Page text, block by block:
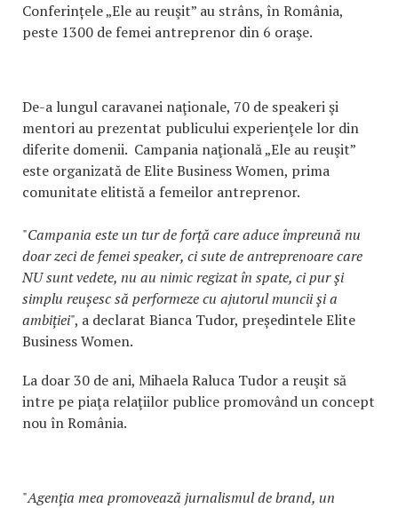
Conferințele „Ele au reuşit” au strâns, în România,
peste 1300 de femei antreprenor din 6 oraşe.
De-a lungul caravanei naţionale, 70 de speakeri şi
mentori au prezentat publicului experienţele lor din
diferite domenii. Campania naţională „Ele au reuşit”
este organizată de Elite Business Women, prima
comunitate elitistă a femeilor antreprenor.
"Campania este un tur de forță care aduce împreună nu
doar zeci de femei speaker, ci sute de antreprenoare care
NU sunt vedete, nu au nimic regizat în spate, ci pur şi
simplu reușesc să performeze cu ajutorul muncii şi a
ambiției", a declarat Bianca Tudor, președintele Elite
Business Women.
La doar 30 de ani, Mihaela Raluca Tudor a reuşit să
intre pe piaţa relaţiilor publice promovând un concept
nou în România.
"Agenția mea promovează jurnalismul de brand, un